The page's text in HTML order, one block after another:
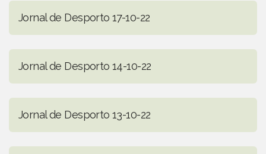
Jornal de Desporto 17-10-22
Jornal de Desporto 14-10-22
Jornal de Desporto 13-10-22